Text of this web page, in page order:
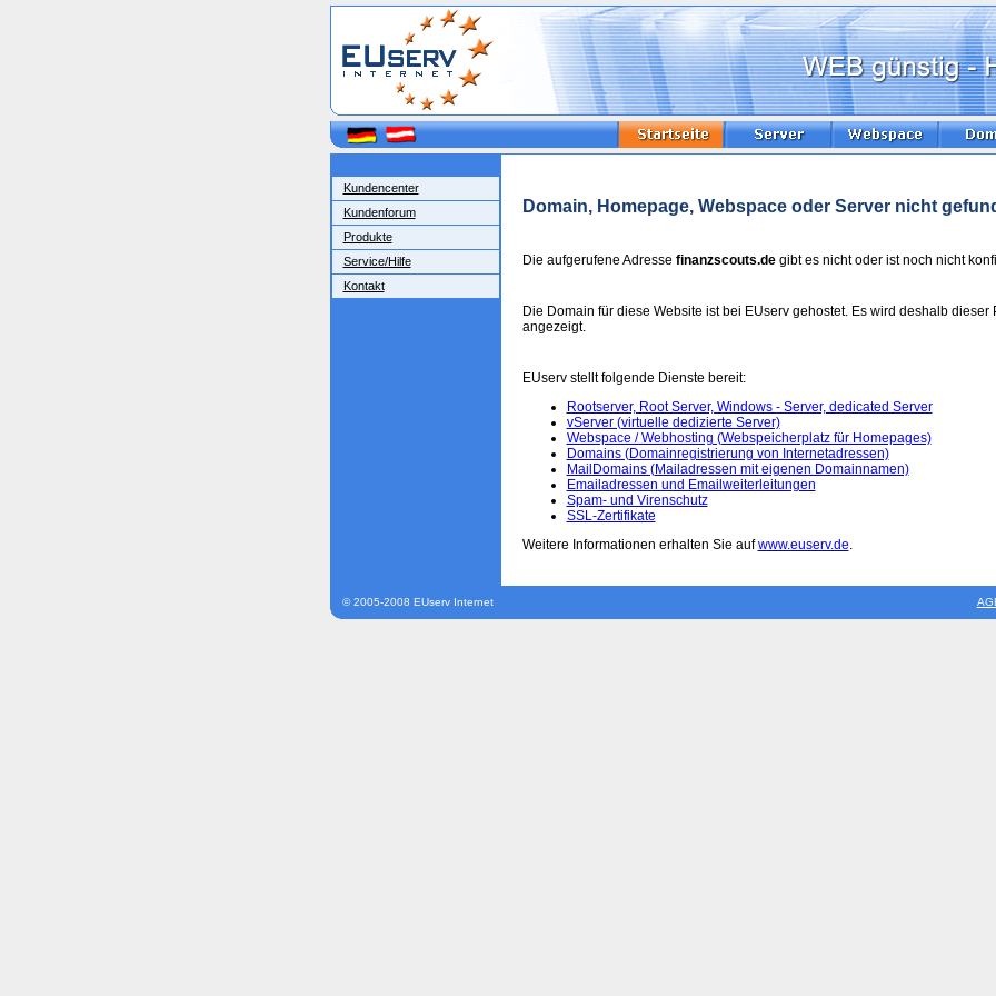
Kundencenter
Kundenforum
Produkte
Service/Hilfe
Kontakt
Domain, Homepage, Webspace oder Server nicht
Die aufgerufene Adresse finanzscouts.de gibt es nicht oder ist noch nicht
Die Domain für diese Website ist bei EUserv gehostet. Es wird deshalb dieser
angezeigt.
EUserv stellt folgende Dienste bereit:
Rootserver, Root Server, Windows - Server, dedicated Server
vServer (virtuelle dedizierte Server)
Webspace / Webhosting (Webspeicherplatz für Homepages)
Domains (Domainregistrierung von Internetadressen)
MailDomains (Mailadressen mit eigenen Domainnamen)
Emailadressen und Emailweiterleitungen
Spam- und Virenschutz
SSL-Zertifikate
Weitere Informationen erhalten Sie aufwww.euserv.de.
© 2005-2008 EUserv Internet